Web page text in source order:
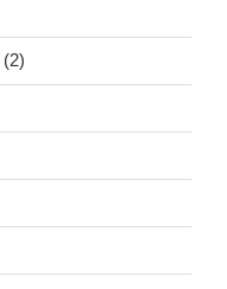
(2)